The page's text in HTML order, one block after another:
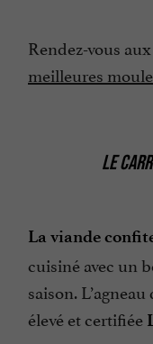
Rendez-vous
meilleures
LE
La viande
cuisiné avec un
saison.
élevé et certifiée